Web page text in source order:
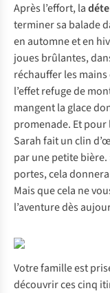
Après l’effort, la
terminer sa balade
en automne et en
joues brûlantes,
réchauffer les
l’effet refuge de
mangent la glace
promenade. Et
Sarah fait un clin
par une petite bière.
portes, cela
Mais que cela ne
l’aventure dès
Votre famille est
découvrir cescinq